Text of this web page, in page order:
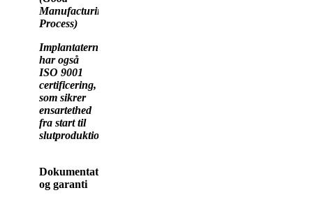
Manufacturing
Process)
Implantaterne
har også
ISO 9001
certificering,
som sikrer
ensartethed
fra start til
slutproduktion.
Dokumentation
og garanti